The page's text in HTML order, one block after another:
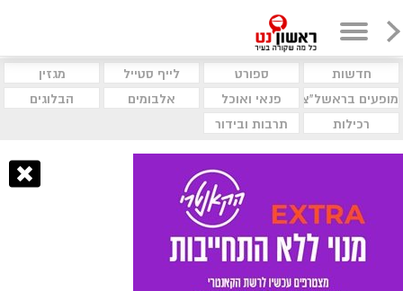
חדשות ספורט לייף סטייל
מגזין
מופעים בראשל"צ
פנאי ואוכל אלבומים
הבלוגים
רכילות
תרבות ובידור